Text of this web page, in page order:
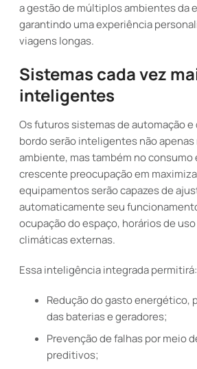
a gestão de múltiplos ambientes da
garantindo uma experiência
viagens longas.
Sistemas cada vez
inteligentes
Os futuros sistemas de automação e
bordo serão inteligentes não apenas
ambiente, mas também no consumo
crescente preocupação em
equipamentos serão capazes de
automaticamente seu
ocupação do espaço, horários de
climáticas externas.
Essa inteligência integrada permitirá:
Redução do gasto energético,
das baterias e geradores;
Prevenção de falhas por meio
preditivos;